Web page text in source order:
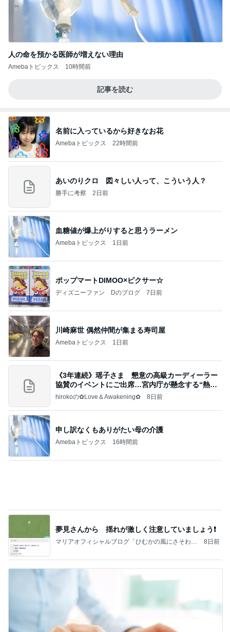
人の命を預かる医師が増えない理由
Amebaトピックス 10時間前
記事を読む
名前に入っているから好きなお花
Amebaトピックス 22時間前
あいのりクロ 図々しい人って、こういう人？
勝手に考察 2日前
血糖値が爆上がりすると思うラーメン
Amebaトピックス 1日前
ポップマートDIMOO×ピクサー☆
ディズニーファン Dのブログ 7日前
川崎麻世 偶然仲間が集まる寿司屋
Amebaトピックス 1日前
《3年連続》瑶子さま 懇意の高級カーディーラー
協賛のイベントにご出席…宮内庁が懸念する“熱心
すぎ
hirokoの✿Love＆Awakening✿ 8日前
申し訳なくもありがたい母の介護
Amebaトピックス 16時間前